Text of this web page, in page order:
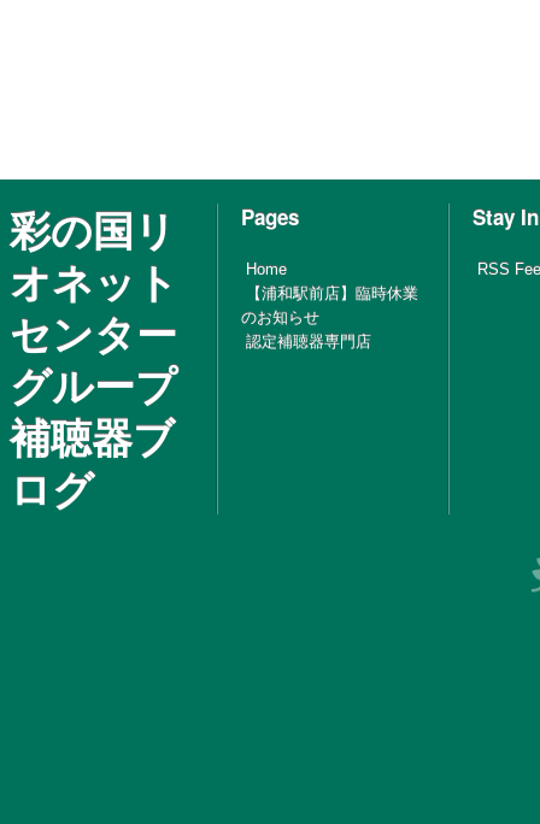
彩の国リ
オネット
センター
グループ
補聴器ブ
ログ
Pages
Home
【浦和駅前店】臨時休業
のお知らせ
認定補聴器専門店
Stay
RSS